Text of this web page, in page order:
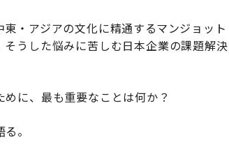
・アジアの文化に精通するマンジョット
うした悩みに苦しむ日本企業の課題解決
に、最も重要なことは何か？
。